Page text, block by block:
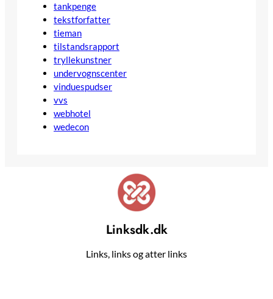
tankpenge
tekstforfatter
tieman
tilstandsrapport
tryllekunstner
undervognscenter
vinduespudser
vvs
webhotel
wedecon
Linksdk.dk
Links, links og atter links